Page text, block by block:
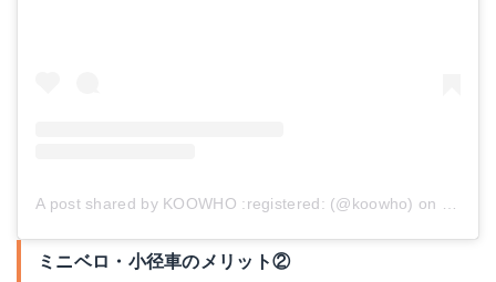
A post shared by KOOWHO :registered: (@koowho) on
ミニベロ・小径車のメリット②